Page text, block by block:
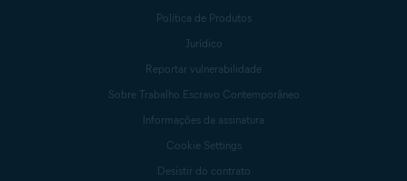
Política de Produtos
Jurídico
Reportar vulnerabilidade
Sobre Trabalho Escravo Contemporâneo
Informações da assinatura
Cookie Settings
Desistir do contrato